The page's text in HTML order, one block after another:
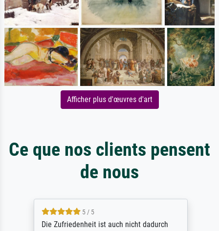
Afficher plus d'œuvres d'art
Ce que nos clients pensent
de nous
5 / 5
Die Zufriedenheit ist auch nicht dadurch